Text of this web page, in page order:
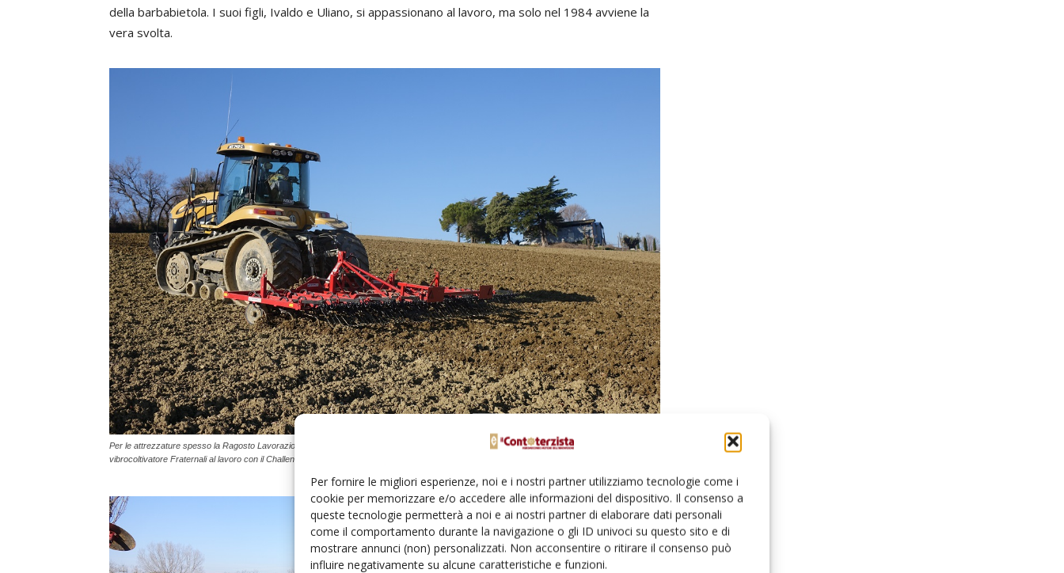
Per fornire le migliori esperienze, noi e i nostri partner utilizziamo tecnologie come i
cookie per memorizzare e/o accedere alle informazioni del dispositivo. Il consenso a
queste tecnologie permetterà a noi e ai nostri partner di elaborare dati personali
come il comportamento durante la navigazione o gli ID univoci su questo sito e di
mostrare annunci (non) personalizzati. Non acconsentire o ritirare il consenso può
influire negativamente su alcune caratteristiche e funzioni.
della barbabietola. I suoi figli, Ivaldo e Uliano, si appassionano al lavoro, ma solo nel 1984 avviene la
vera svolta.
Per le attrezzature spesso la Ragosto Lavorazioni si rivolge a costruttori locali, che conoscono bene i terreni della zona. Qui in foto un
vibrocoltivatore Fraternali al lavoro con il Challenger MT 745C